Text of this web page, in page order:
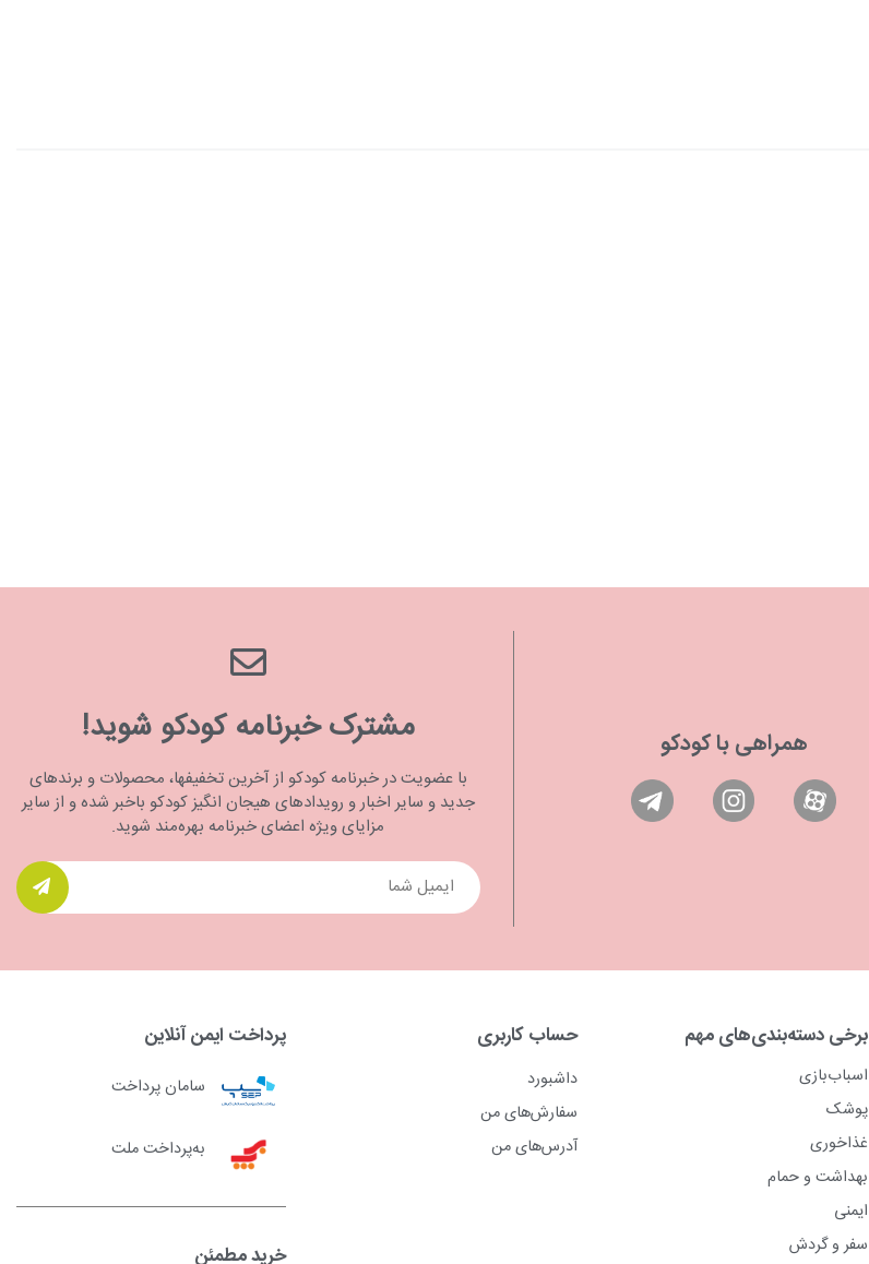
همراهی با کودکو مشترک خبرنامه کودکو شوید!
با عضویت در خبرنامه کودکو از آخرین تخفیفها، محصولات و برندهای
جدید و سایر اخبار و رویدادهای هیجان انگیز کودکو باخبر شده و از سایر
مزایای ویژه اعضای خبرنامه بهره‌مند شوید.
برخی دسته‌بندی‌های مهم
اسباب‌بازی
پوشک
غذاخوری
بهداشت و حمام
ایمنی
سفر و گردش
حساب کاربری
داشبورد
سفارش‌های من
آدرس‌های من
پرداخت ایمن آنلاین
سامان پرداخت
به‌پرداخت ملت
خرید مطمئن